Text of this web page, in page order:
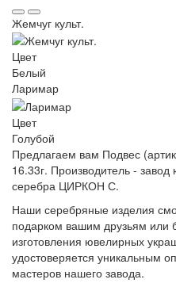
Жемчуг культ.
Цвет
Белый
Ларимар
Цвет
Голубой
Предлагаем вам Подвес
16.33г. Производитель -
серебра ЦИРКОН С.
Наши серебряные изделия
подарком вашим друзьям или
изготовления ювелирных
удостоверяется уникальным
мастеров нашего завода.